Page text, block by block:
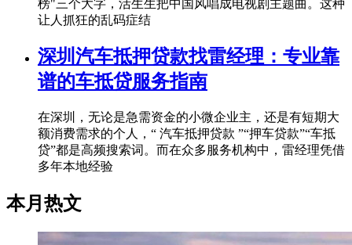
榜"三个大字，活生生把中国风唱成电视剧主题曲。这种
让人抓狂的乱码症结
深圳汽车抵押贷款找雷经理：专业靠
谱的车抵贷服务指南
在深圳，无论是急需资金的小微企业主，还是有短期大
额消费需求的个人，“ 汽车抵押贷款 ”“押车贷款”“车抵
贷”都是高频搜索词。而在众多服务机构中，雷经理凭借
多年本地经验
本月热文